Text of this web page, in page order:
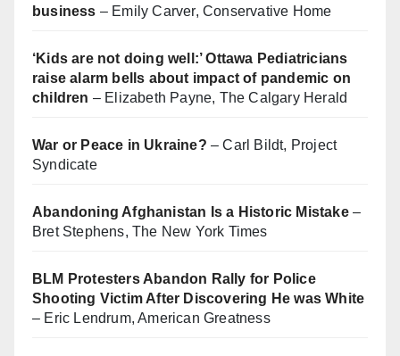
business – Emily Carver, Conservative Home
‘Kids are not doing well:’ Ottawa Pediatricians
raise alarm bells about impact of pandemic on
children – Elizabeth Payne, The Calgary Herald
War or Peace in Ukraine? – Carl Bildt, Project
Syndicate
Abandoning Afghanistan Is a Historic Mistake–
Bret Stephens, The New York Times
BLM Protesters Abandon Rally for Police
Shooting Victim After Discovering He was White
– Eric Lendrum, American Greatness